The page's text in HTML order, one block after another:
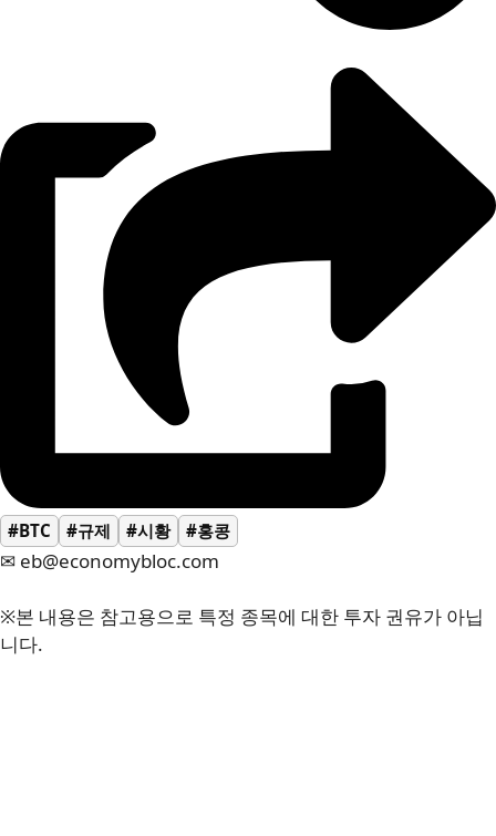
#BTC #규제 #시황 #홍콩
✉ eb@economybloc.com
※본 내용은 참고용으로 특정 종목에 대한 투자 권유가 아닙
니다.